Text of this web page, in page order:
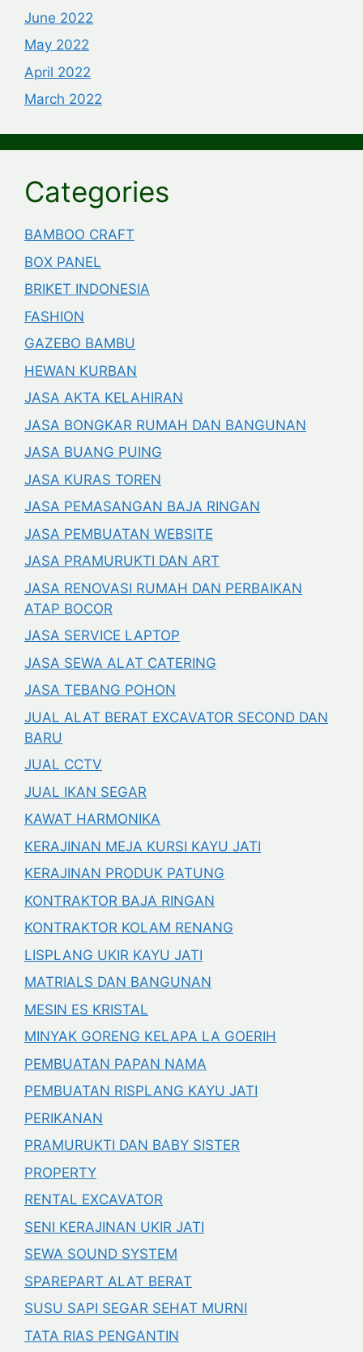
June 2022
May 2022
April 2022
March 2022
Categories
BAMBOO CRAFT
BOX PANEL
BRIKET INDONESIA
FASHION
GAZEBO BAMBU
HEWAN KURBAN
JASA AKTA KELAHIRAN
JASA BONGKAR RUMAH DAN BANGUNAN
JASA BUANG PUING
JASA KURAS TOREN
JASA PEMASANGAN BAJA RINGAN
JASA PEMBUATAN WEBSITE
JASA PRAMURUKTI DAN ART
JASA RENOVASI RUMAH DAN PERBAIKAN
ATAP BOCOR
JASA SERVICE LAPTOP
JASA SEWA ALAT CATERING
JASA TEBANG POHON
JUAL ALAT BERAT EXCAVATOR SECOND DAN
BARU
JUAL CCTV
JUAL IKAN SEGAR
KAWAT HARMONIKA
KERAJINAN MEJA KURSI KAYU JATI
KERAJINAN PRODUK PATUNG
KONTRAKTOR BAJA RINGAN
KONTRAKTOR KOLAM RENANG
LISPLANG UKIR KAYU JATI
MATRIALS DAN BANGUNAN
MESIN ES KRISTAL
MINYAK GORENG KELAPA LA GOERIH
PEMBUATAN PAPAN NAMA
PEMBUATAN RISPLANG KAYU JATI
PERIKANAN
PRAMURUKTI DAN BABY SISTER
PROPERTY
RENTAL EXCAVATOR
SENI KERAJINAN UKIR JATI
SEWA SOUND SYSTEM
SPAREPART ALAT BERAT
SUSU SAPI SEGAR SEHAT MURNI
TATA RIAS PENGANTIN